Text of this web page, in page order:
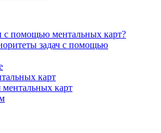
с помощью ментальных карт?
задач с помощью
карт
карт